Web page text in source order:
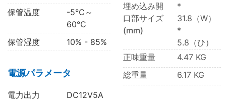
保管温度
-5℃～
60℃
保管湿度
10% - 85%
電源パラメータ
電力出力
DC12V5A
埋め込み開
口部サイズ
(mm)
*
31.8 （W）
*
5.8（ひ）
正味重量
4.47 KG
総重量
6.17 KG